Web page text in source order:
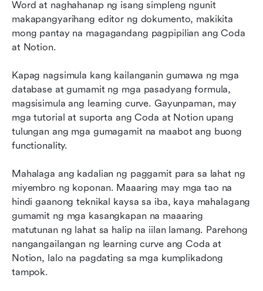
Word at naghahanap ng isang simpleng ngunit
makapangyarihang editor ng dokumento, makikita
mong pantay na magagandang pagpipilian ang Coda
at Notion.
Kapag nagsimula kang kailanganin gumawa ng mga
database at gumamit ng mga pasadyang formula,
magsisimula ang learning curve. Gayunpaman, may
mga tutorial at suporta ang Coda at Notion upang
tulungan ang mga gumagamit na maabot ang buong
functionality.
Mahalaga ang kadalian ng paggamit para sa lahat ng
miyembro ng koponan. Maaaring may mga tao na
hindi gaanong teknikal kaysa sa iba, kaya mahalagang
gumamit ng mga kasangkapan na maaaring
matutunan ng lahat sa halip na iilan lamang. Parehong
nangangailangan ng learning curve ang Coda at
Notion, lalo na pagdating sa mga kumplikadong
tampok.